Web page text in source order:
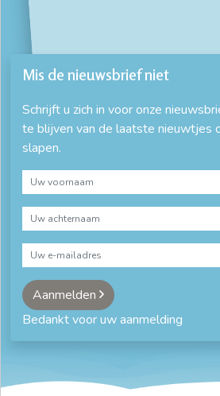
Mis de nieuwsbrief niet
Schrijft u zich in voor onze
te blijven van de laatste nieuwtjes
slapen.
Aanmelden
Bedankt voor uw aanmelding